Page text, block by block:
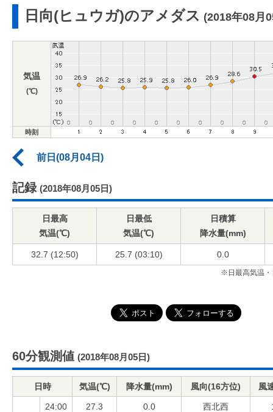
日向(ヒュウガ)のアメダス (2018年08月
気温
(℃)
時刻
前日(08月04日)
記録 (2018年08月05日)
日最高
気温(℃)
日最低
気温(℃)
日積算
降水量(mm)
32.7 (12:50) 25.7 (03:10) 0.0
※日最高気温・
60分観測値 (2018年08月05日)
日時 気温(℃) 降水量(mm) 風向(16方位) 風
24:00 27.3 0.0 西北西